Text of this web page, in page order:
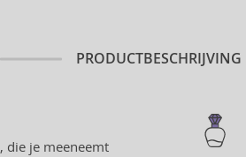
PRODUCTBESCHRIJVING
, die je meeneemt